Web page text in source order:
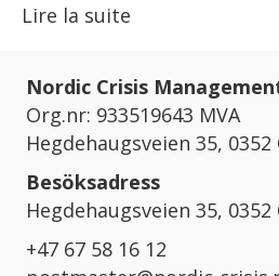
Lire la suite
Nordic Crisis
Org.nr: 933519643 MVA
Hegdehaugsveien 35, 0352
Besöksadress
Hegdehaugsveien 35, 0352
+47 67 58 16 12